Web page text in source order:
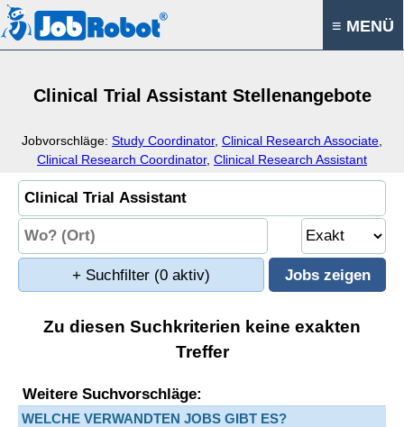
≡ MENÜ
Clinical Trial Assistant Stellenangebote
Jobvorschläge: Study Coordinator, Clinical Research Associate
Clinical Research Coordinator, Clinical Research Assistant
+ Suchfilter (0 aktiv)
Zu diesen Suchkriterien keine exakten
Treffer
Weitere Suchvorschläge:
WELCHE VERWANDTEN JOBS GIBT ES?